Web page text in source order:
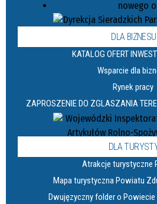
DLA BIZNESU
KATALOG OFERT
Wsparcie dla
Rynek pracy
ZAPROSZENIE DO ZGLASZANIA
DLA
Atrakcje turystyczne
Mapa turystyczna Powiatu
Dwujęzyczny folder o